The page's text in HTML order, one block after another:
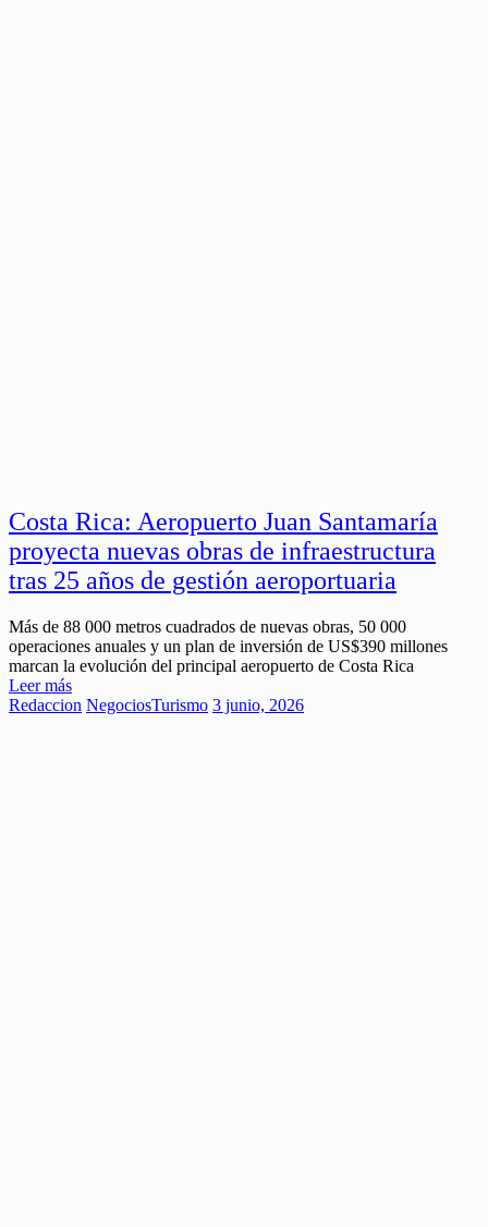
Costa Rica: Aeropuerto Juan Santamaría
proyecta nuevas obras de infraestructura
tras 25 años de gestión aeroportuaria
Más de 88 000 metros cuadrados de nuevas obras, 50 000
operaciones anuales y un plan de inversión de US$390 millones
marcan la evolución del principal aeropuerto de Costa Rica
Leer más
Redaccion NegociosTurismo 3 junio, 2026